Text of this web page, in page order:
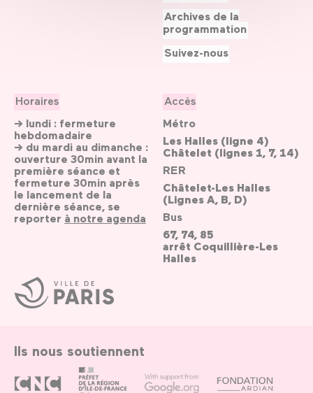
Ville
de
Paris
Horaires
→ lundi : fermeture
hebdomadaire
→ du mardi au dimanche :
ouverture 30min avant la
première séance et
fermeture 30min après
le lancement de la
dernière séance, se
reporter à notre agenda
Accès
Métro
Les Halles (ligne 4)
Châtelet (lignes 1, 7, 14)
RER
Châtelet-Les Halles
(Lignes A, B, D)
Bus
67, 74, 85
arrêt Coquillière-Les
Halles
Archives de la
programmation
Suivez-nous
Ils nous soutiennent